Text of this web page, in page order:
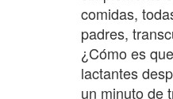
comidas,
padres,
¿Cómo es
lactantes
un minuto de